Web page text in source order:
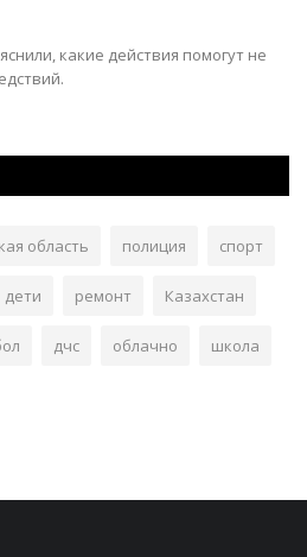
какие действия помогут не
область полиция спорт
дети ремонт Казахстан
дчс облачно школа